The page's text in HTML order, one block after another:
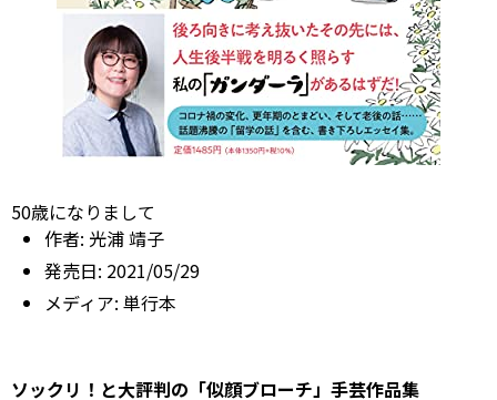
50歳になりまして
作者: 光浦 靖子
発売日: 2021/05/29
メディア: 単行本
ソックリ！と大評判の「似顔ブローチ」手芸作品集